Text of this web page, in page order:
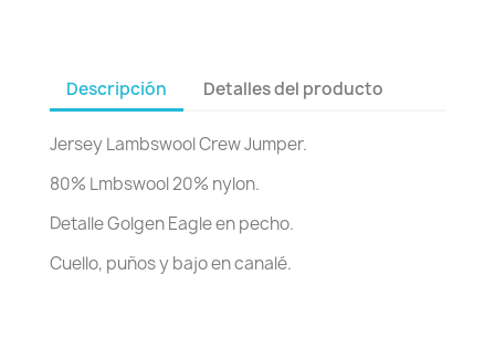
Descripción Detalles del producto
Jersey Lambswool Crew Jumper.
80% Lmbswool 20% nylon.
Detalle Golgen Eagle en pecho.
Cuello, puños y bajo en canalé.